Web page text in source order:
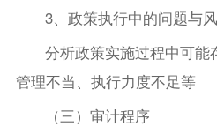
3、政策执行中的问题与
分析政策实施过程中可
管理不当、执行力度不足等
（三）审计程序